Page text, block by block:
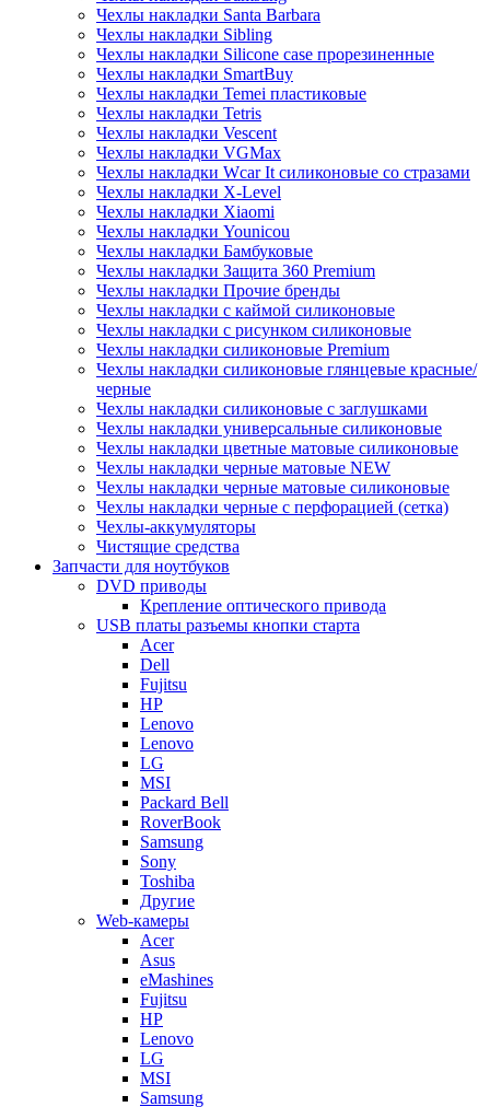
Чехлы накладки Santa Barbara
Чехлы накладки Sibling
Чехлы накладки Silicone case прорезиненные
Чехлы накладки SmartBuy
Чехлы накладки Temei пластиковые
Чехлы накладки Tetris
Чехлы накладки Vescent
Чехлы накладки VGMax
Чехлы накладки Wcar It силиконовые со стразами
Чехлы накладки X-Level
Чехлы накладки Xiaomi
Чехлы накладки Younicou
Чехлы накладки Бамбуковые
Чехлы накладки Защита 360 Premium
Чехлы накладки Прочие бренды
Чехлы накладки с каймой силиконовые
Чехлы накладки с рисунком силиконовые
Чехлы накладки силиконовые Premium
Чехлы накладки силиконовые глянцевые красные/
черные
Чехлы накладки силиконовые с заглушками
Чехлы накладки универсальные силиконовые
Чехлы накладки цветные матовые силиконовые
Чехлы накладки черные матовые NEW
Чехлы накладки черные матовые силиконовые
Чехлы накладки черные с перфорацией (сетка)
Чехлы-аккумуляторы
Чистящие средства
Запчасти для ноутбуков
DVD приводы
Крепление оптического привода
USB платы разъемы кнопки старта
Acer
Dell
Fujitsu
HP
Lenovo
Lenovo
LG
MSI
Packard Bell
RoverBook
Samsung
Sony
Toshiba
Другие
Web-камеры
Acer
Asus
eMashines
Fujitsu
HP
Lenovo
LG
MSI
Samsung